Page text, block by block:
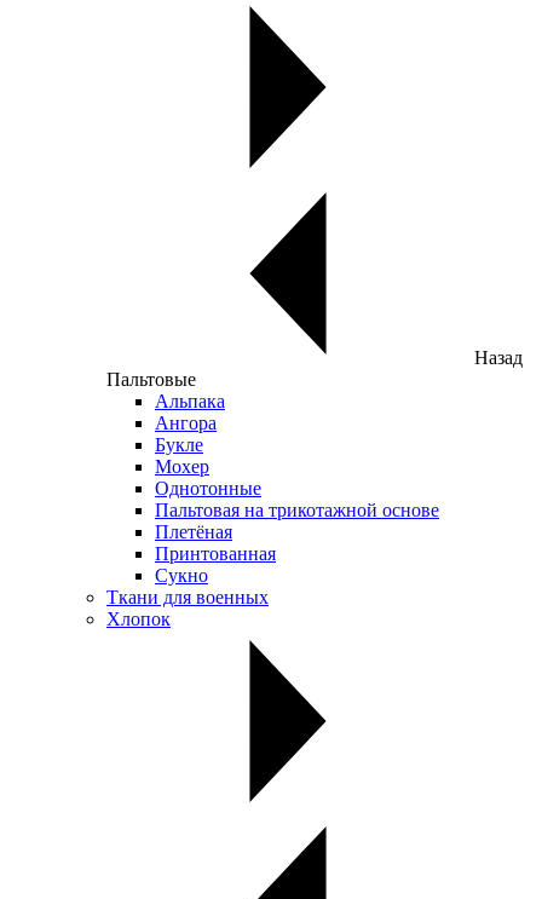
Назад
Пальтовые
Альпака
Ангора
Букле
Мохер
Однотонные
Пальтовая на трикотажной основе
Плетёная
Принтованная
Сукно
Ткани для военных
Хлопок